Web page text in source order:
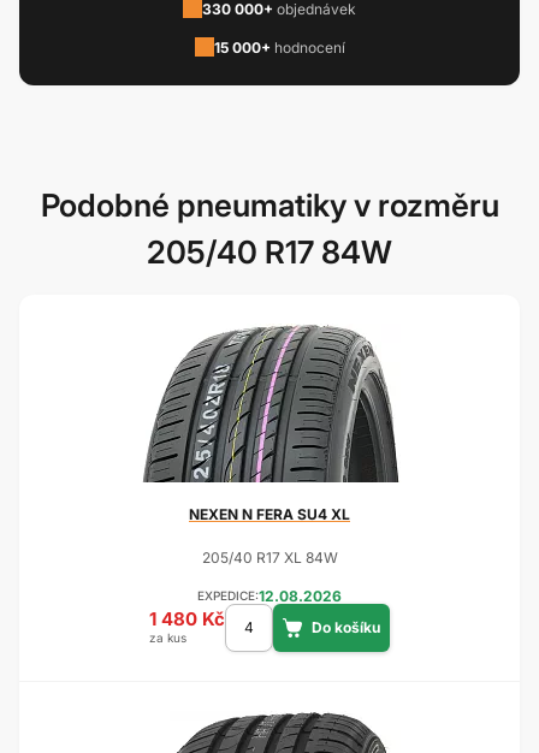
330 000+ objednávek
15 000+ hodnocení
Podobné pneumatiky v rozměru
205/40 R17 84W
NEXEN N FERA SU4 XL
205/40 R17 XL 84W
EXPEDICE:12.08.2026
1 480 Kč
za kus